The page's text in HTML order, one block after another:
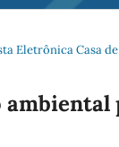
Eletrônica Casa